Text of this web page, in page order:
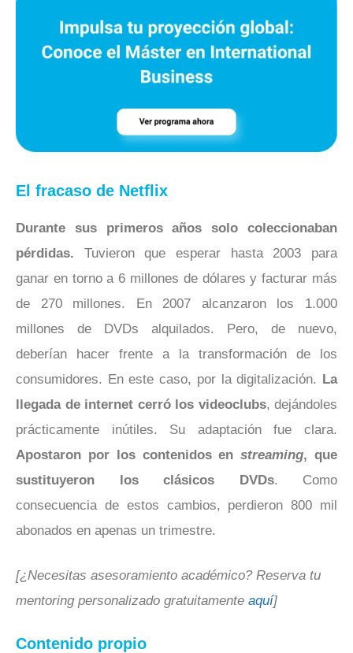
El fracaso de Netflix
Durante sus primeros años solo coleccionaban
pérdidas. Tuvieron que esperar hasta 2003 para
ganar en torno a 6 millones de dólares y facturar más
de 270 millones. En 2007 alcanzaron los 1.000
millones de DVDs alquilados. Pero, de nuevo,
deberían hacer frente a la transformación de los
consumidores. En este caso, por la digitalización. La
llegada de internet cerró los videoclubs, dejándoles
prácticamente inútiles. Su adaptación fue clara.
Apostaron por los contenidos enstreaming, que
sustituyeron los clásicos DVDs. Como
consecuencia de estos cambios, perdieron 800 mil
abonados en apenas un trimestre.
[¿Necesitas asesoramiento académico? Reserva tu
mentoring personalizado gratuitamente aquí]
Contenido propio